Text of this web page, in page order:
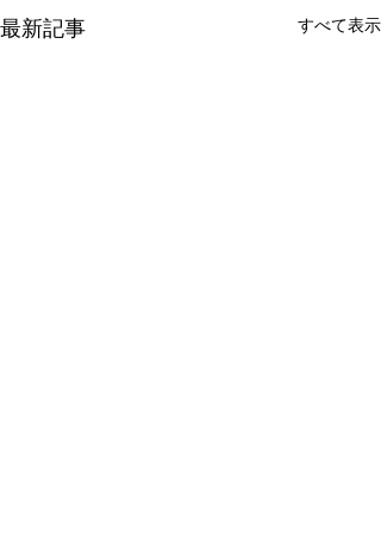
最新記事 すべて表示